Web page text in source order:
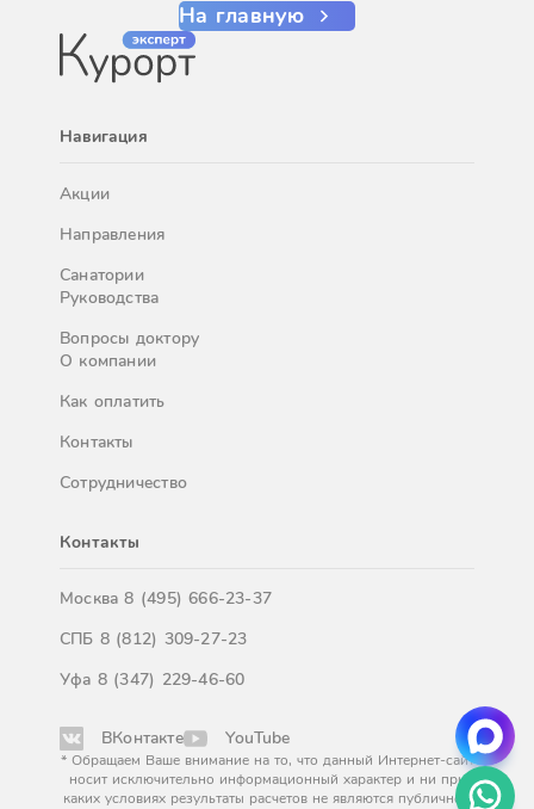
На главную
Навигация
Акции
Направления
Санатории
Руководства
Вопросы доктору
О компании
Как оплатить
Контакты
Сотрудничество
Контакты
Москва8 (495) 666-23-37
СПБ 8 (812) 309-27-23
Уфа 8 (347) 229-46-60
ВКонтакте YouTube
* Обращаем Ваше внимание на то, что данный Интернет-сайт
носит исключительно информационный характер и ни при
каких условиях результаты расчетов не являются публичной